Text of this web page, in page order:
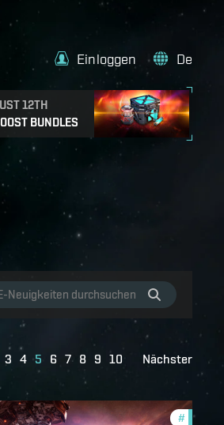
12TH
BUNDLES
Einloggen De
3 4 5 6 7 8 9 10 Nächster
#